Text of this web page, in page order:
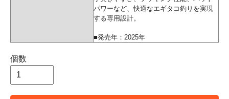
パワーなど、快適なエギタコ釣りを実現
する専用設計。
■発売年：2025年
個数